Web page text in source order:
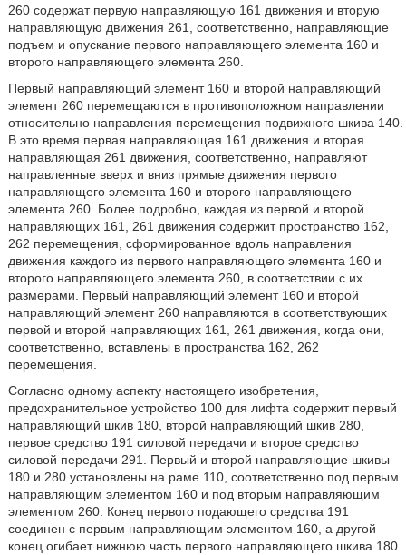
260 содержат первую направляющую 161 движения и вторую
направляющую движения 261, соответственно, направляющие
подъем и опускание первого направляющего элемента 160 и
второго направляющего элемента 260.
Первый направляющий элемент 160 и второй направляющий
элемент 260 перемещаются в противоположном направлении
относительно направления перемещения подвижного шкива 140.
В это время первая направляющая 161 движения и вторая
направляющая 261 движения, соответственно, направляют
направленные вверх и вниз прямые движения первого
направляющего элемента 160 и второго направляющего
элемента 260. Более подробно, каждая из первой и второй
направляющих 161, 261 движения содержит пространство 162,
262 перемещения, сформированное вдоль направления
движения каждого из первого направляющего элемента 160 и
второго направляющего элемента 260, в соответствии с их
размерами. Первый направляющий элемент 160 и второй
направляющий элемент 260 направляются в соответствующих
первой и второй направляющих 161, 261 движения, когда они,
соответственно, вставлены в пространства 162, 262
перемещения.
Согласно одному аспекту настоящего изобретения,
предохранительное устройство 100 для лифта содержит первый
направляющий шкив 180, второй направляющий шкив 280,
первое средство 191 силовой передачи и второе средство
силовой передачи 291. Первый и второй направляющие шкивы
180 и 280 установлены на раме 110, соответственно под первым
направляющим элементом 160 и под вторым направляющим
элементом 260. Конец первого подающего средства 191
соединен с первым направляющим элементом 160, а другой
конец огибает нижнюю часть первого направляющего шкива 180